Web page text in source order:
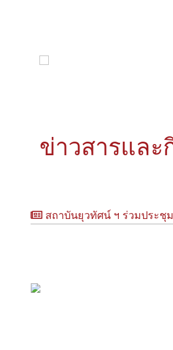
ข่าวสารและ
สถาบันยุวทัศน์ ฯ ร่วมประชุมหารือความ